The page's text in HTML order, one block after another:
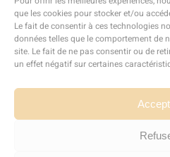
que les cookies pour stocker et/ou
Le fait de consentir à ces technologies
données telles que le comportement de
site. Le fait de ne pas consentir ou de
un effet négatif sur certaines
Copyright © 2016-2025 - Tous
Linguistiques est une marque
SARL World Success Group France-
- Agence web WordPress -